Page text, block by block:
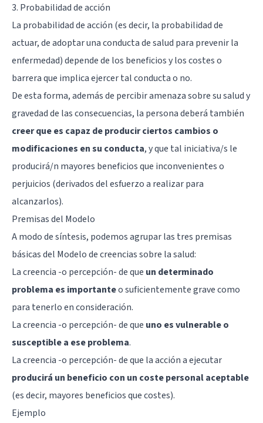
3. Probabilidad de acción
La probabilidad de acción (es decir, la probabilidad de
actuar, de adoptar una conducta de salud para prevenir la
enfermedad) depende de los beneficios y los costes o
barrera que implica ejercer tal conducta o no.
De esta forma, además de percibir amenaza sobre su salud y
gravedad de las consecuencias, la persona deberá también
creer que es capaz de producir ciertos cambios o
modificaciones en su conducta, y que tal iniciativa/s le
producirá/n mayores beneficios que inconvenientes o
perjuicios (derivados del esfuerzo a realizar para
alcanzarlos).
Premisas del Modelo
A modo de síntesis, podemos agrupar las tres premisas
básicas del Modelo de creencias sobre la salud:
La creencia -o percepción- de que un determinado
problema es importanteo suficientemente grave como
para tenerlo en consideración.
La creencia -o percepción- de que uno es vulnerable o
susceptible a ese problema.
La creencia -o percepción- de que la acción a ejecutar
producirá un beneficio con un coste personal aceptable
(es decir, mayores beneficios que costes).
Ejemplo